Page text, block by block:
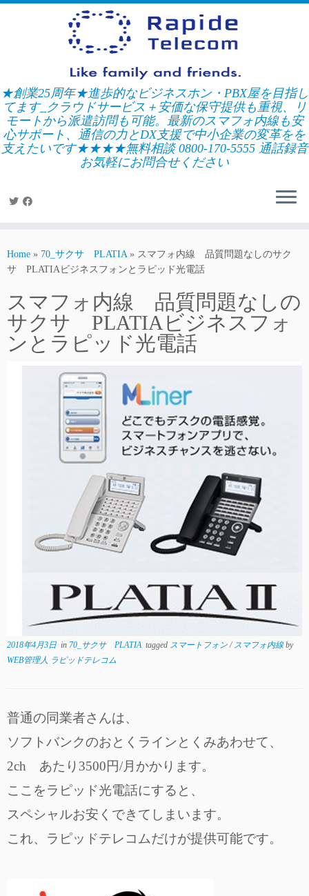
Skip
★創業25周年★進歩的なビジネスホン・PBX屋を目指し
てます_クラウドサービス＋安価な保守提供も重視、リ
モートから派遣訪問も可能。最新のスマフォ内線も安
心サポート、通信の力とDX支援で中小企業の変革をを
支えたいです★★★★無料相談 0800-170-5555 通話録音
お気軽にお問合せください
Home » 70_サクサ PLATIA » スマフォ内線 品質問題なしのサク
サ PLATIAビジネスフォンとラピッド光電話
スマフォ内線 品質問題なしの
サクサ PLATIAビジネスフォ
ンとラピッド光電話
2018年4月3日 in 70_サクサ PLATIA tagged スマートフォン/ スマフォ内線by
WEB管理人 ラピッドテレコム
普通の同業者さんは、
ソフトバンクのおとくラインとくみあわせて、
2ch あたり3500円/月かかります。
ここをラピッド光電話にすると、
スペシャルお安くできてしまいます。
これ、ラピッドテレコムだけが提供可能です。